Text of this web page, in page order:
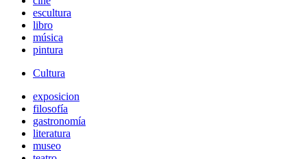
escultura
libro
música
pintura
Cultura
exposicion
filosofía
gastronomía
literatura
museo